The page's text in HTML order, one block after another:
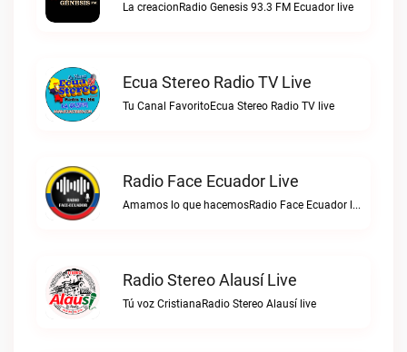
La creacionRadio Genesis 93.3 FM Ecuador live
Ecua Stereo Radio TV Live
Tu Canal FavoritoEcua Stereo Radio TV live
Radio Face Ecuador Live
Amamos lo que hacemosRadio Face Ecuador live
Radio Stereo Alausí Live
Tú voz CristianaRadio Stereo Alausí live